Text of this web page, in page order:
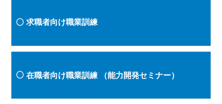
求職者向け職業訓練
在職者向け職業訓練 （能力開発セミナー）